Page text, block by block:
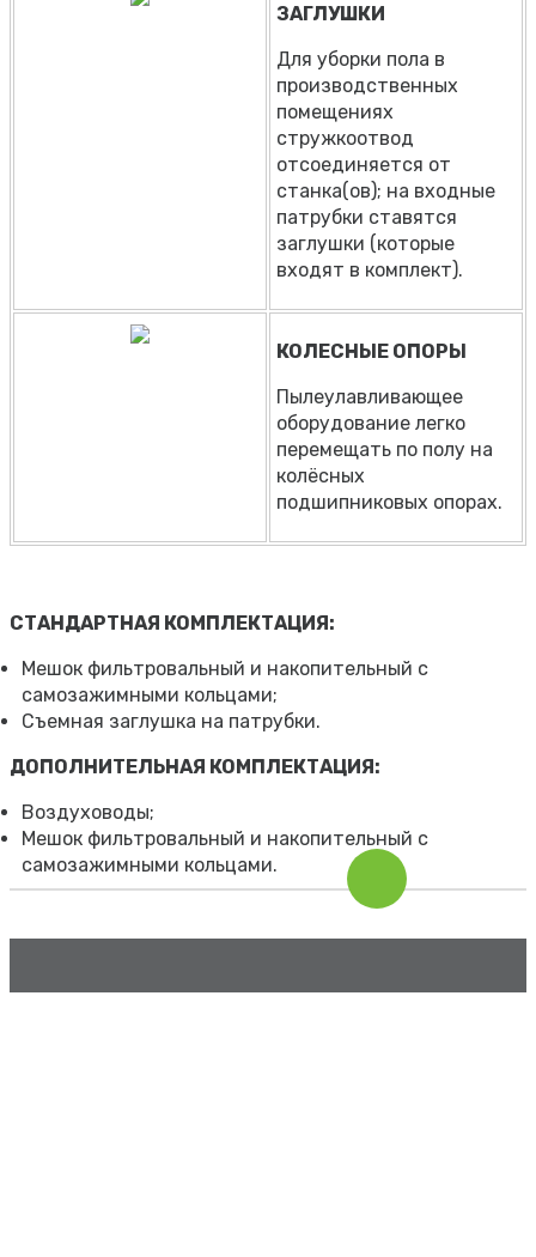
ЗАГЛУШКИ
Для уборки пола в
производственных
помещениях
стружкоотвод
отсоединяется от
станка(ов); на входные
патрубки ставятся
заглушки (которые
входят в комплект).
КОЛЕСНЫЕ ОПОРЫ
Пылеулавливающее
оборудование легко
перемещать по полу на
колёсных
подшипниковых опорах.
СТАНДАРТНАЯ КОМПЛЕКТАЦИЯ:
Мешок фильтровальный и накопительный с
самозажимными кольцами;
Съемная заглушка на патрубки.
ДОПОЛНИТЕЛЬНАЯ КОМПЛЕКТАЦИЯ:
Воздуховоды;
Мешок фильтровальный и накопительный с
самозажимными кольцами.